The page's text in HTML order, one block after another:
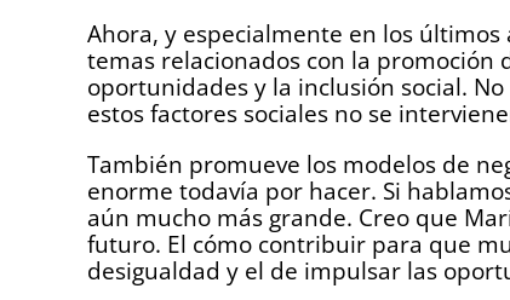
Ahora, y especialmente en los
temas relacionados con la promoción
oportunidades y la inclusión social.
estos factores sociales no se
También promueve los modelos de
enorme todavía por hacer. Si
aún mucho más grande. Creo que
futuro. El cómo contribuir para que
desigualdad y el de impulsar las